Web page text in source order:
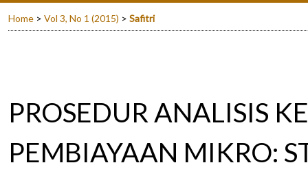
Home > Vol 3, No 1 (2015) > Safitri
PROSEDUR ANALISIS
PEMBIAYAAN MIKRO: